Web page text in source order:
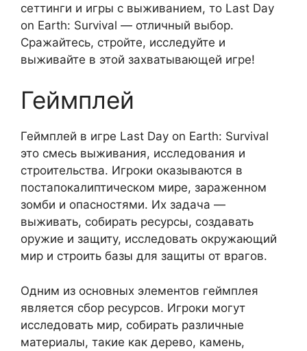
сеттинги и игры с выживанием, то Last Day
on Earth: Survival — отличный выбор.
Сражайтесь, стройте, исследуйте и
выживайте в этой захватывающей игре!
Геймплей
Геймплей в игре Last Day on Earth: Survival
это смесь выживания, исследования и
строительства. Игроки оказываются в
постапокалиптическом мире, зараженном
зомби и опасностями. Их задача —
выживать, собирать ресурсы, создавать
оружие и защиту, исследовать окружающий
мир и строить базы для защиты от врагов.
Одним из основных элементов геймплея
является сбор ресурсов. Игроки могут
исследовать мир, собирать различные
материалы, такие как дерево, камень,